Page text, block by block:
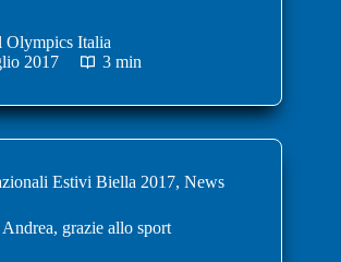
Olympics Italia
2017
3 min
Estivi Biella 2017, News
grazie allo sport